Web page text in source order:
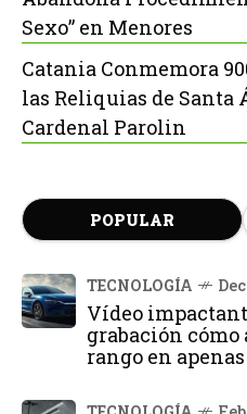
Sexo” en Menores
Catania Conmemora
las Reliquias de Santa
Cardenal Parolin
POPULAR
TECNOLOGÍA
Vídeo
grabación cómo
rango en